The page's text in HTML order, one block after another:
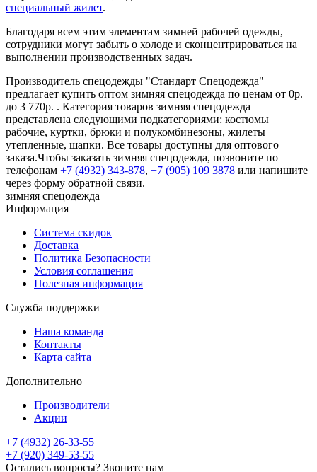
специальный жилет.
Благодаря всем этим элементам зимней рабочей одежды,
сотрудники могут забыть о холоде и сконцентрироваться на
выполнении производственных задач.
Производитель спецодежды "Стандарт Спецодежда"
предлагает купить оптом зимняя спецодежда по ценам от 0р.
до 3 770р. . Категория товаров зимняя спецодежда
представлена следующими подкатегориями: костюмы
рабочие, куртки, брюки и полукомбинезоны, жилеты
утепленные, шапки. Все товары доступны для оптового
заказа.Чтобы заказать зимняя спецодежда, позвоните по
телефонам +7 (4932) 343-878, +7 (905) 109 3878 или напишите
через форму обратной связи.
зимняя спецодежда
Информация
Система скидок
Доставка
Политика Безопасности
Условия соглашения
Полезная информация
Служба поддержки
Наша команда
Контакты
Карта сайта
Дополнительно
Производители
Акции
+7 (4932) 26-33-55
+7 (920) 349-53-55
Остались вопросы? Звоните нам